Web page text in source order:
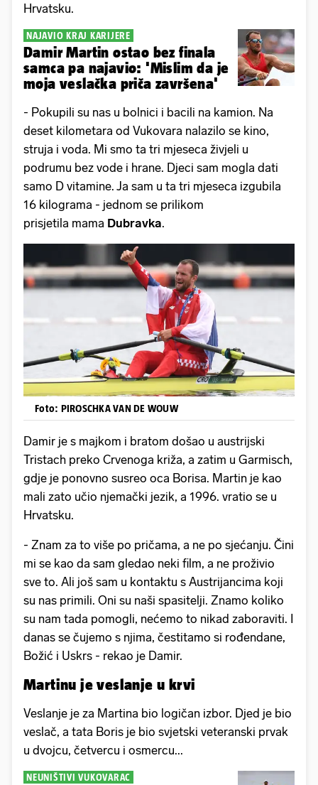
Hrvatsku.
NAJAVIO KRAJ KARIJERE
Damir Martin ostao bez finala
samca pa najavio: 'Mislim da je
moja veslačka priča završena'
- Pokupili su nas u bolnici i bacili na kamion. Na
deset kilometara od Vukovara nalazilo se kino,
struja i voda. Mi smo ta tri mjeseca živjeli u
podrumu bez vode i hrane. Djeci sam mogla dati
samo D vitamine. Ja sam u ta tri mjeseca izgubila
16 kilograma - jednom se prilikom
prisjetila mama Dubravka.
Foto: PIROSCHKA VAN DE WOUW
Damir je s majkom i bratom došao u austrijski
Tristach preko Crvenoga križa, a zatim u Garmisch,
gdje je ponovno susreo oca Borisa. Martin je kao
mali zato učio njemački jezik, a 1996. vratio se u
Hrvatsku.
- Znam za to više po pričama, a ne po sjećanju. Čini
mi se kao da sam gledao neki film, a ne proživio
sve to. Ali još sam u kontaktu s Austrijancima koji
su nas primili. Oni su naši spasitelji. Znamo koliko
su nam tada pomogli, nećemo to nikad zaboraviti. I
danas se čujemo s njima, čestitamo si rođendane,
Božić i Uskrs - rekao je Damir.
Martinu je veslanje u krvi
Veslanje je za Martina bio logičan izbor. Djed je bio
veslač, a tata Boris je bio svjetski veteranski prvak
u dvojcu, četvercu i osmercu...
NEUNIŠTIVI VUKOVARAC